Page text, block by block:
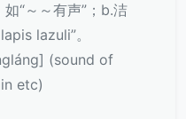
“～～有声”；b.洁
lazuli”。
(sound of
etc)